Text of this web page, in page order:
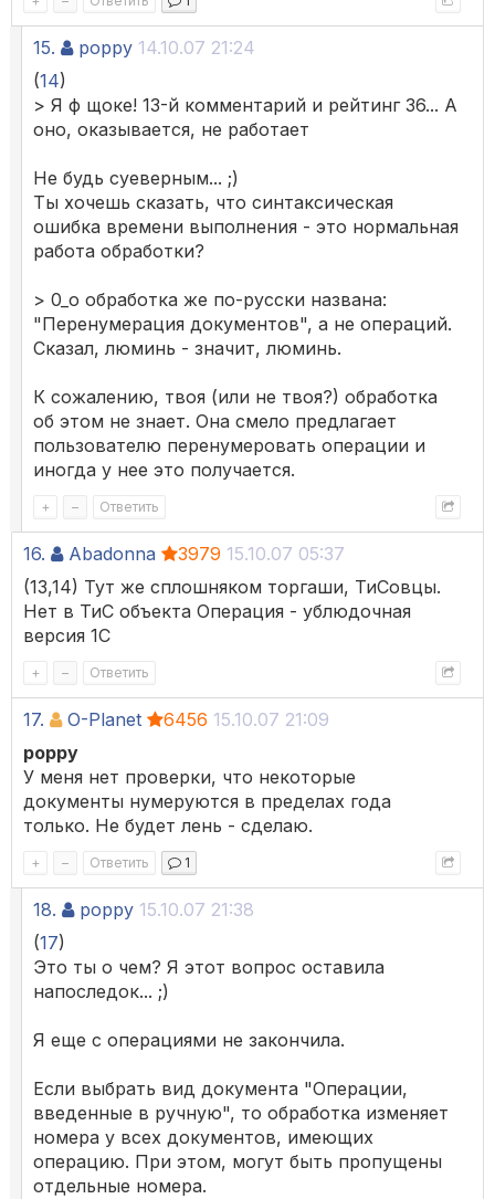
15. poppy 14.10.07 21:24
(14)
> Я ф щоке! 13-й комментарий и рейтинг 36... А
оно, оказывается, не работает
Не будь суеверным... ;)
Ты хочешь сказать, что синтаксическая
ошибка времени выполнения - это нормальная
работа обработки?
> 0_о обработка же по-русски названа:
"Перенумерация документов", а не операций.
Сказал, люминь - значит, люминь.
К сожалению, твоя (или не твоя?) обработка
об этом не знает. Она смело предлагает
пользователю перенумеровать операции и
иногда у нее это получается.
+ – Ответить
16. Abadonna 3979 15.10.07 05:37
(13,14) Тут же сплошняком торгаши, ТиСовцы.
Нет в ТиС объекта Операция - ублюдочная
версия 1С
+ – Ответить
17. O-Planet 6456 15.10.07 21:09
poppy
У меня нет проверки, что некоторые
документы нумеруются в пределах года
только. Не будет лень - сделаю.
+ – Ответить 1
18. poppy 15.10.07 21:38
(17)
Это ты о чем? Я этот вопрос оставила
напоследок... ;)
Я еще с операциями не закончила.
Если выбрать вид документа "Операции,
введенные в ручную", то обработка изменяет
номера у всех документов, имеющих
операцию. При этом, могут быть пропущены
отдельные номера.